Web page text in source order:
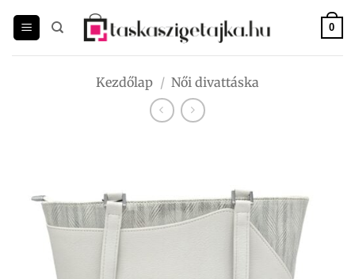
0
Kezdőlap / Női divattáska